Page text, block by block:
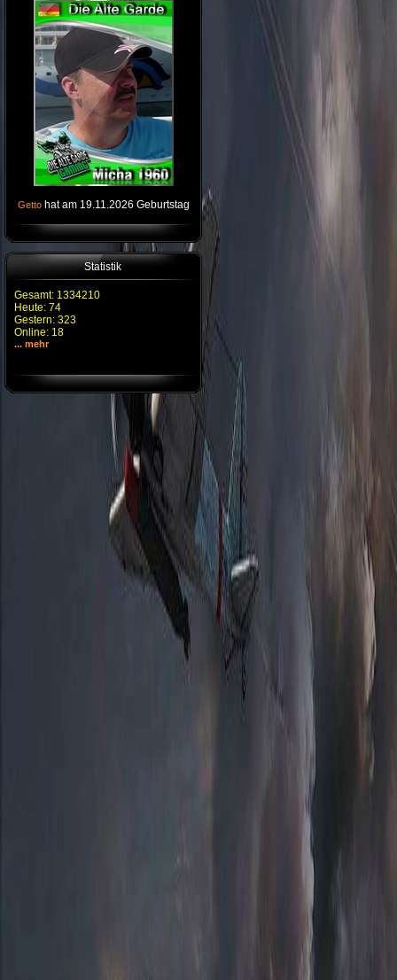
Getto hat am 19.11.2026 Geburtstag
Statistik
Gesamt: 1334210
Heute: 74
Gestern: 323
Online: 18
... mehr